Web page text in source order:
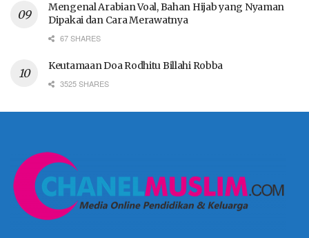
Mengenal Arabian Voal, Bahan Hijab yang Nyaman
Dipakai dan Cara Merawatnya
67 SHARES
Keutamaan Doa Rodhitu Billahi Robba
3525 SHARES